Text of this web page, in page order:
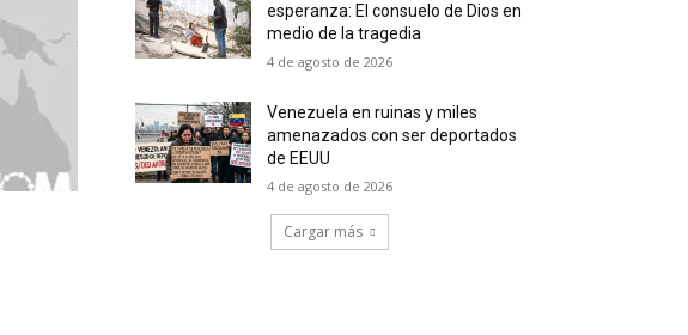
esperanza: El consuelo de Dios en
medio de la tragedia
4 de agosto de 2026
Venezuela en ruinas y miles
amenazados con ser deportados
de EEUU
4 de agosto de 2026
Cargar más